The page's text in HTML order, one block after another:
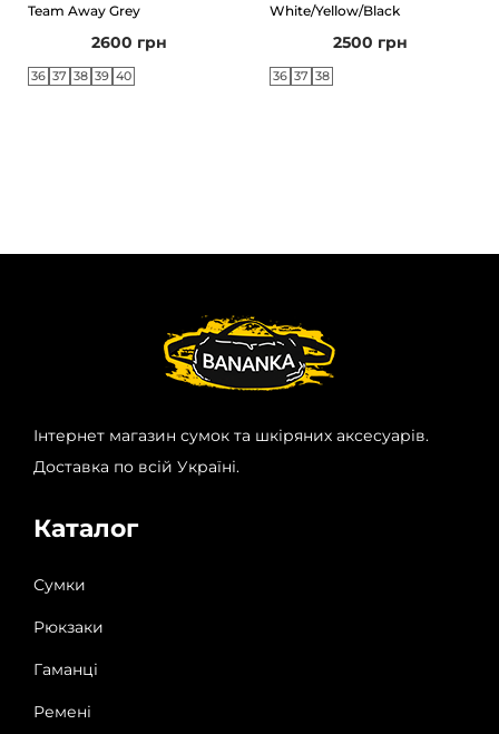
Team Away Grey
2600 грн
36 37 38 39 40
White/Yellow/Black
2500 грн
36 37 38
Інтернет магазин сумок та шкіряних аксесуарів.
Доставка по всій Україні.
Каталог
Сумки
Рюкзаки
Гаманці
Ремені